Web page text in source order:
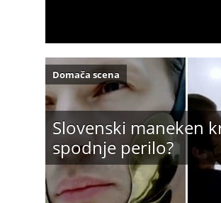
Slovenski maneken
spodnje perilo?
Domača scena